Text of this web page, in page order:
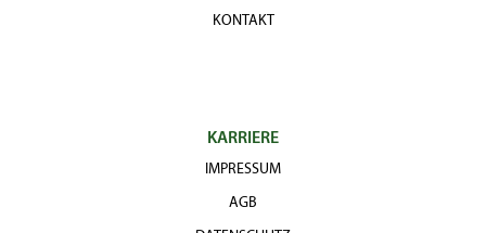
KONTAKT
KARRIERE
IMPRESSUM
AGB